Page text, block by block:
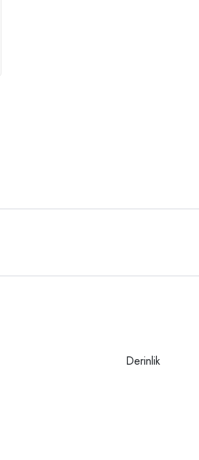
Derinlik